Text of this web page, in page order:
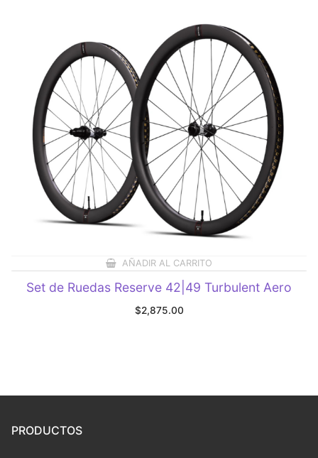
AÑADIR AL CARRITO
Set de Ruedas Reserve 42|49 Turbulent Aero
$2,875.00
PRODUCTOS